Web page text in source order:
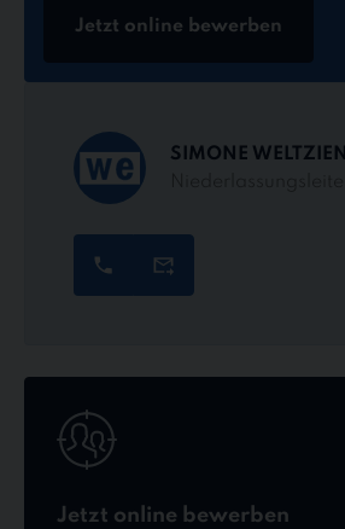
Jetzt online bewerben
SIMONE WELTZIEN
Jetzt online bewerben
online
bewerben